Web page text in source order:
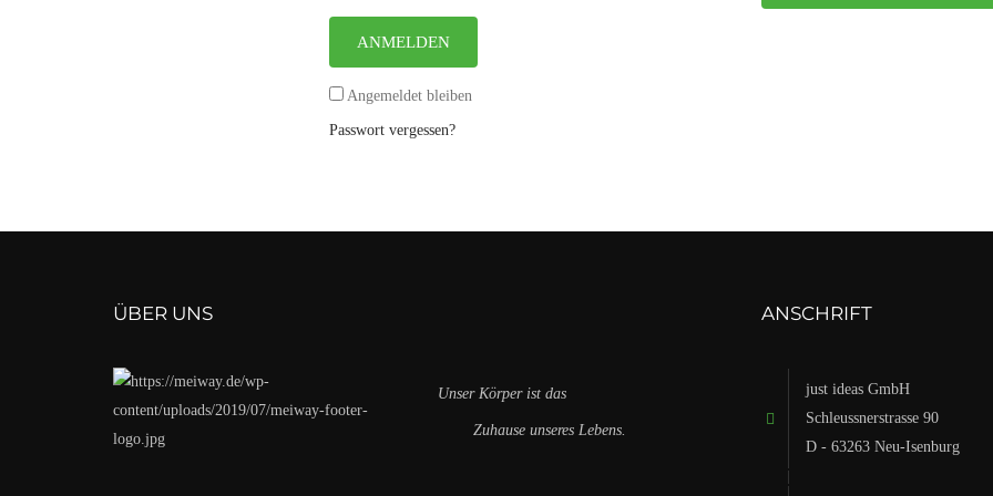
ANMELDEN
Angemeldet bleiben
Passwort vergessen?
ÜBER UNS
Unser Körper ist das
Zuhause unseres Lebens.
ANSCHRIFT
just ideas GmbH
Schleussnerstrasse 90
D - 63263 Neu-Isenburg